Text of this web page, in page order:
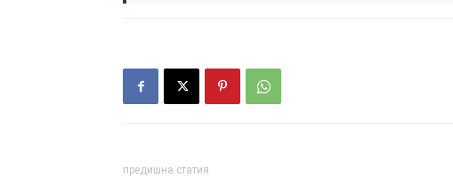
предишна статия